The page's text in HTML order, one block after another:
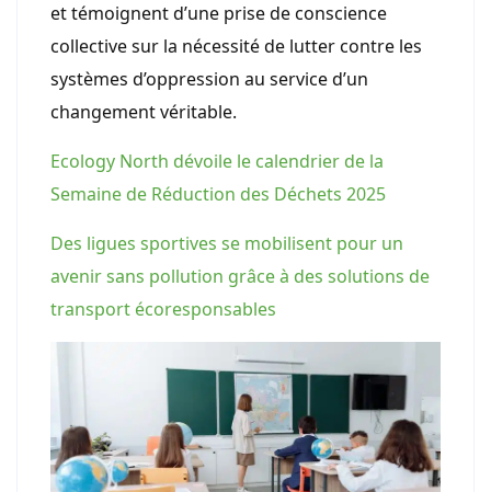
et témoignent d’une prise de conscience
collective sur la nécessité de lutter contre les
systèmes d’oppression au service d’un
changement véritable.
Ecology North dévoile le calendrier de la
Semaine de Réduction des Déchets 2025
Des ligues sportives se mobilisent pour un
avenir sans pollution grâce à des solutions de
transport écoresponsables